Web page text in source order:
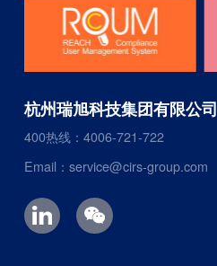
杭州瑞旭科技集团有限公司
400热线：4006-721-722
Email：service@cirs-group.com